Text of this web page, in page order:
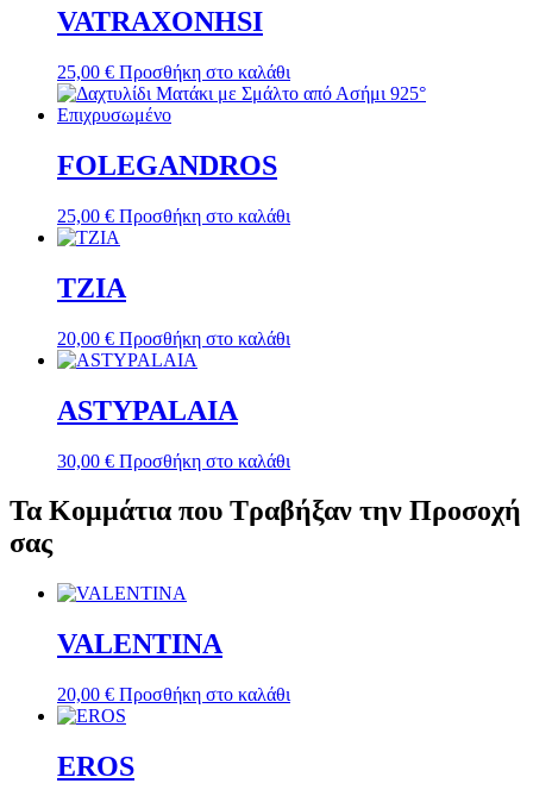
VATRAXONHSI
25,00 € Προσθήκη στο καλάθι
FOLEGANDROS
25,00 € Προσθήκη στο καλάθι
TZIA
20,00 € Προσθήκη στο καλάθι
ASTYPALAIA
30,00 € Προσθήκη στο καλάθι
Τα Κομμάτια που Τραβήξαν την Προσοχή
σας
VALENTINΑ
20,00 € Προσθήκη στο καλάθι
EROS